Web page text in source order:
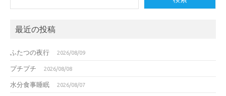
最近の投稿
ふたつの夜行 2026/08/09
プチプチ 2026/08/08
水分食事睡眠 2026/08/07